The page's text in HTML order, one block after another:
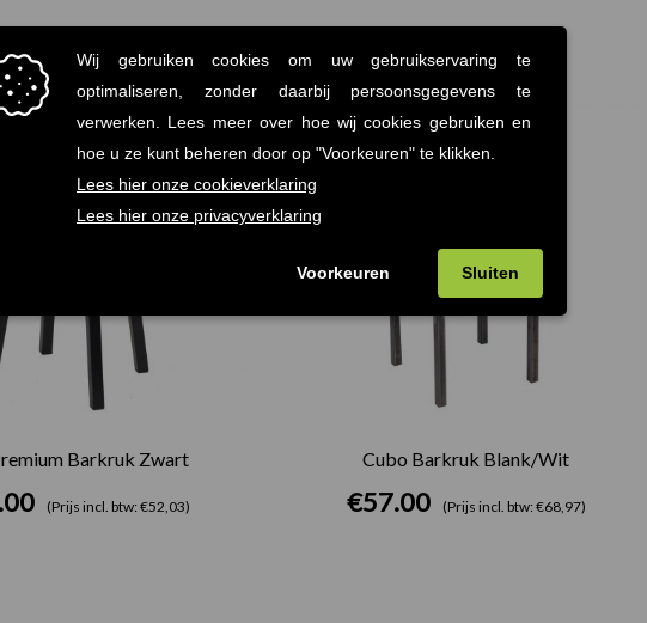
Barkruk Zwart
(Prijs incl. btw: €52,03)
Cubo Barkruk Blank/Wit
€57.00 (Prijs incl. btw: €68,97)